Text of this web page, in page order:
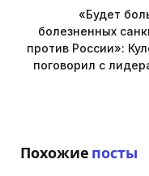
«Будет
болезненных
против России»:
поговорил с
Похожие посты